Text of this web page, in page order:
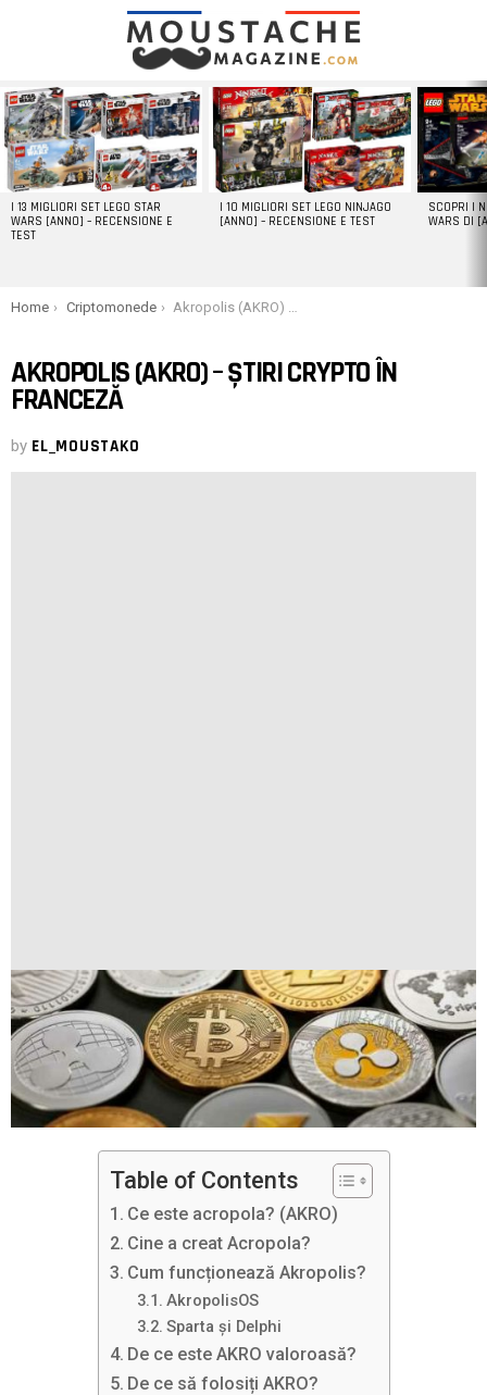
LATEST
STORIES
I 13 MIGLIORI SET LEGO STAR
WARS [ANNO] – RECENSIONE E
TEST
I 10 MIGLIORI SET LEGO NINJAGO
[ANNO] – RECENSIONE E TEST
SCOPRI I
WARS DI
You are here:
Home Criptomonede Akropolis (AKRO) – Știri Crypto în franceză
AKROPOLIS (AKRO) – ȘTIRI CRYPTO ÎN
FRANCEZĂ
by EL_MOUSTAKO
Table of Contents
Ce este acropola? (AKRO)
Cine a creat Acropola?
Cum funcționează Akropolis?
AkropolisOS
Sparta și Delphi
De ce este AKRO valoroasă?
De ce să folosiți AKRO?